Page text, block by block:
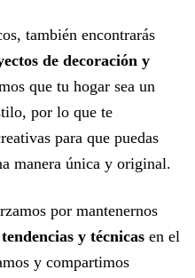
también encontrarás
de decoración y
que tu hogar sea un
por lo que te
para que puedas
manera única y original.
por mantenernos
y técnicas en el
y compartimos